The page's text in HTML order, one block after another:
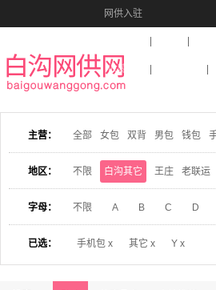
网供入驻
收藏本站
主营： 全部 女包 双背 男包 钱包
地区： 不限 白沟其它 王庄 老联运
字母： 不限 A B C D
已选： 手机包 x 其它 x Y x